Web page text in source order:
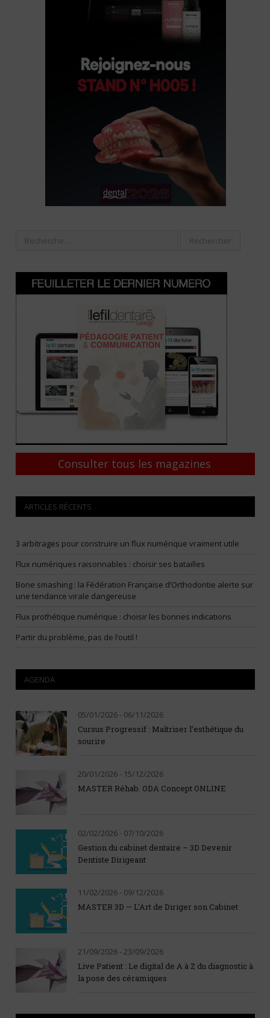
Consulter tous les magazines
ARTICLES RÉCENTS
3 arbitrages pour construire un flux numérique vraiment utile
Flux numériques raisonnables : choisir ses batailles
Bone smashing : la Fédération Française d’Orthodontie alerte sur
une tendance virale dangereuse
Flux prothétique numérique : choisir les bonnes indications
Partir du problème, pas de l’outil !
AGENDA
05/01/2026 - 06/11/2026
Cursus Progressif : Maîtriser l’esthétique du
sourire
20/01/2026 - 15/12/2026
MASTER Réhab. ODA Concept ONLINE
02/02/2026 - 07/10/2026
Gestion du cabinet dentaire – 3D Devenir
Dentiste Dirigeant
11/02/2026 - 09/12/2026
MASTER 3D — L’Art de Diriger son Cabinet
21/09/2026 - 23/09/2026
Live Patient : Le digital de A à Z du diagnostic à
la pose des céramiques